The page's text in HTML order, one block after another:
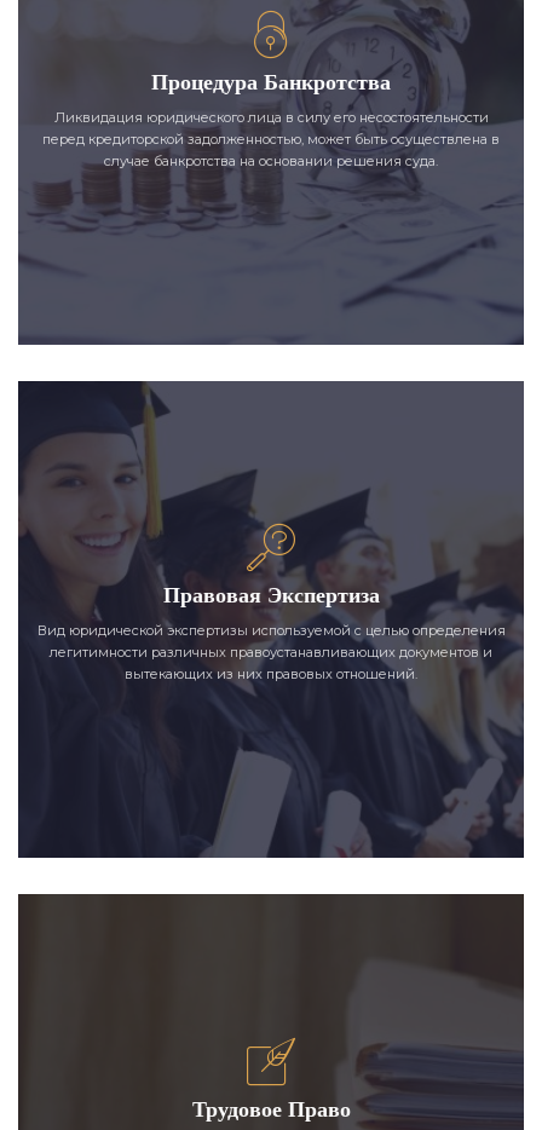
Процедура Банкротства
Ликвидация юридического лица в силу его несостоятельности
перед кредиторской задолженностью, может быть осуществлена в
случае банкротства на основании решения суда.
Правовая Экспертиза
Вид юридической экспертизы используемой с целью определения
легитимности различных правоустанавливающих документов и
вытекающих из них правовых отношений.
Трудовое Право